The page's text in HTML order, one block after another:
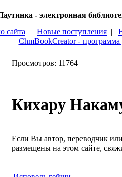
- электронная
сайта | Новые поступления |
| ChmBookCreator -
Просмотров: 11764
Кихару
Если Вы автор, переводчик
размещены на этом сайте,